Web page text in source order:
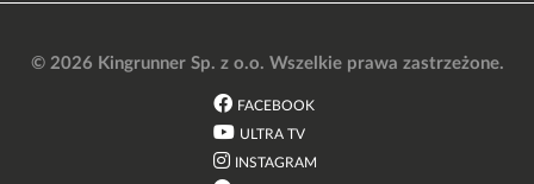
© 2026 Kingrunner Sp. z o.o. Wszelkie prawa zastrzeżone.
FACEBOOK
ULTRA TV
INSTAGRAM